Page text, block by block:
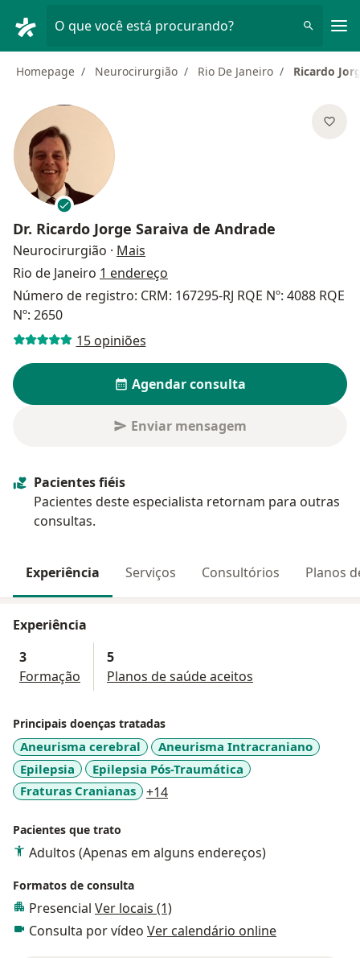
O que você está procurando?
Homepage Neurocirurgião Rio De Janeiro Ricardo
Dr. Ricardo Jorge Saraiva de Andrade
Neurocirurgião · Mais
Rio de Janeiro 1 endereço
Número de registro: CRM: 167295-RJ RQE Nº: 4088 RQE
Nº: 2650
15 opiniões
Agendar consulta
Enviar mensagem
Pacientes fiéis
Pacientes deste especialista retornam para outras
consultas.
Experiência Serviços Consultórios Planos
Experiência
3
Formação
5
Planos de saúde aceitos
Principais doenças tratadas
Aneurisma cerebral
Aneurisma Intracraniano
Epilepsia
Epilepsia Pós-Traumática
Fraturas Cranianas
+14a11y_sr_more_diseases
Pacientes que trato
Adultos (Apenas em alguns endereços)
Formatos de consulta
Presencial Ver locais (1)
Consulta por vídeo Ver calendário online